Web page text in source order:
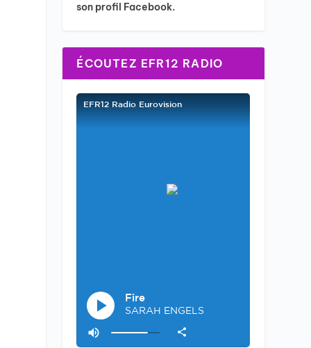
son profil Facebook.
ÉCOUTEZ EFR12 RADIO